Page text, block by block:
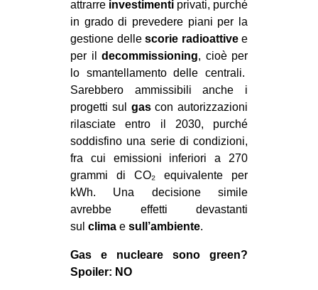
attrarre investimenti privati, purché
in grado di prevedere piani per la
gestione delle scorie radioattivee
per il decommissioning, cioè per
lo smantellamento delle centrali.
Sarebbero ammissibili anche i
progetti sul gascon autorizzazioni
rilasciate entro il 2030, purché
soddisfino una serie di condizioni,
fra cui emissioni inferiori a 270
grammi di CO₂ equivalente per
kWh. Una decisione simile
avrebbe effetti devastanti
sul clima e sull’ambiente.
Gas e nucleare sono green?
Spoiler: NO